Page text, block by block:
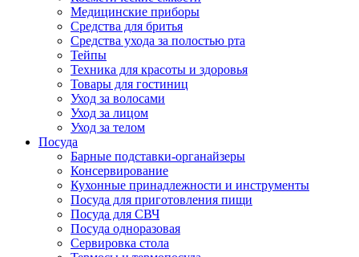
Медицинские приборы
Средства для бритья
Средства ухода за полостью рта
Тейпы
Техника для красоты и здоровья
Товары для гостиниц
Уход за волосами
Уход за лицом
Уход за телом
Посуда
Барные подставки-органайзеры
Консервирование
Кухонные принадлежности и инструменты
Посуда для приготовления пищи
Посуда для СВЧ
Посуда одноразовая
Сервировка стола